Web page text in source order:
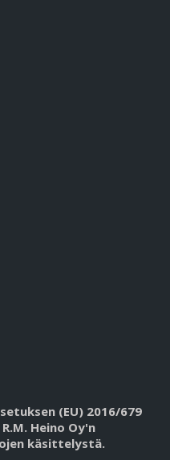
(EU) 2016/679
Heino Oy'n
käsittelystä.